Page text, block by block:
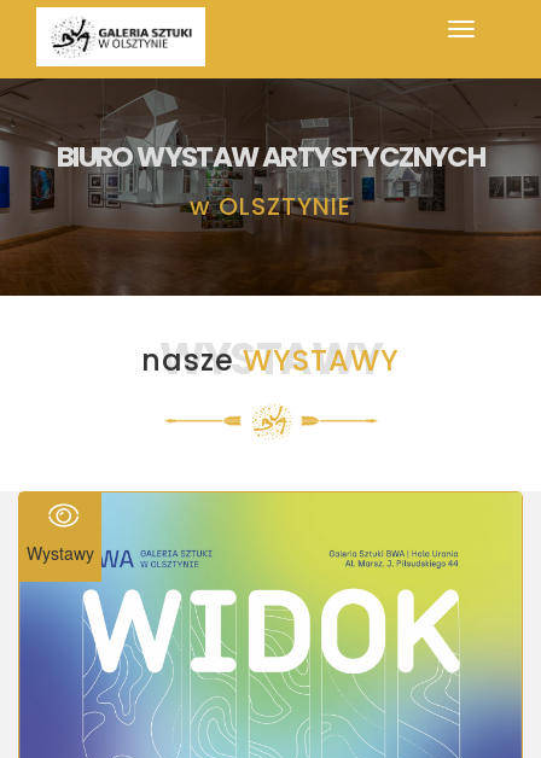
BIURO WYSTAW ARTYSTYCZNYCH
w OLSZTYNIE
WYSTAWY
naszeWYSTAWY
Wystawy